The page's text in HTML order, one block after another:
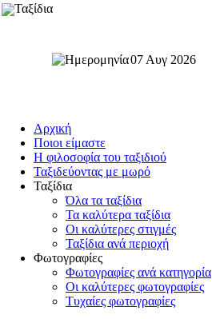
Ταξίδια
07 Αυγ 2026
Αρχική
Ποιοι είμαστε
Η φιλοσοφία του ταξιδιού
Ταξιδεύοντας με μωρό
Ταξίδια
Όλα τα ταξίδια
Τα καλύτερα ταξίδια
Οι καλύτερες στιγμές
Ταξίδια ανά περιοχή
Φωτογραφίες
Φωτογραφίες ανά κατηγορία
Οι καλύτερες φωτογραφίες
Τυχαίες φωτογραφίες